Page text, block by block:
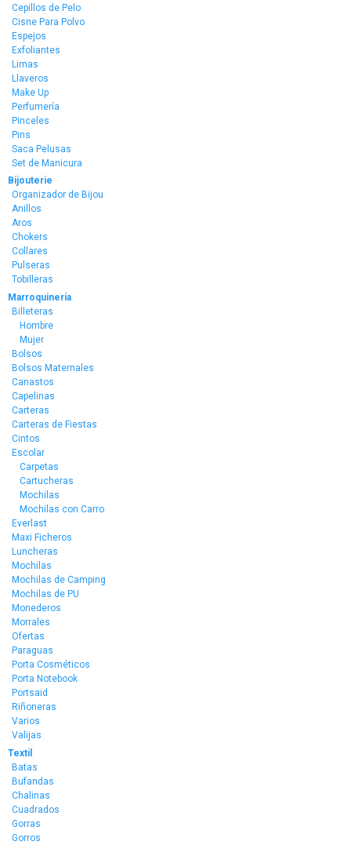
Cepillos de Pelo
Cisne Para Polvo
Espejos
Exfoliantes
Limas
Llaveros
Make Up
Perfumería
Pinceles
Pins
Saca Pelusas
Set de Manicura
Bijouterie
Organizador de Bijou
Anillos
Aros
Chokers
Collares
Pulseras
Tobilleras
Marroquinería
Billeteras
Hombre
Mujer
Bolsos
Bolsos Maternales
Canastos
Capelinas
Carteras
Carteras de Fiestas
Cintos
Escolar
Carpetas
Cartucheras
Mochilas
Mochilas con Carro
Everlast
Maxi Ficheros
Luncheras
Mochilas
Mochilas de Camping
Mochilas de PU
Monederos
Morrales
Ofertas
Paraguas
Porta Cosméticos
Porta Notebook
Portsaid
Riñoneras
Varios
Valijas
Textil
Batas
Bufandas
Chalinas
Cuadrados
Gorras
Gorros